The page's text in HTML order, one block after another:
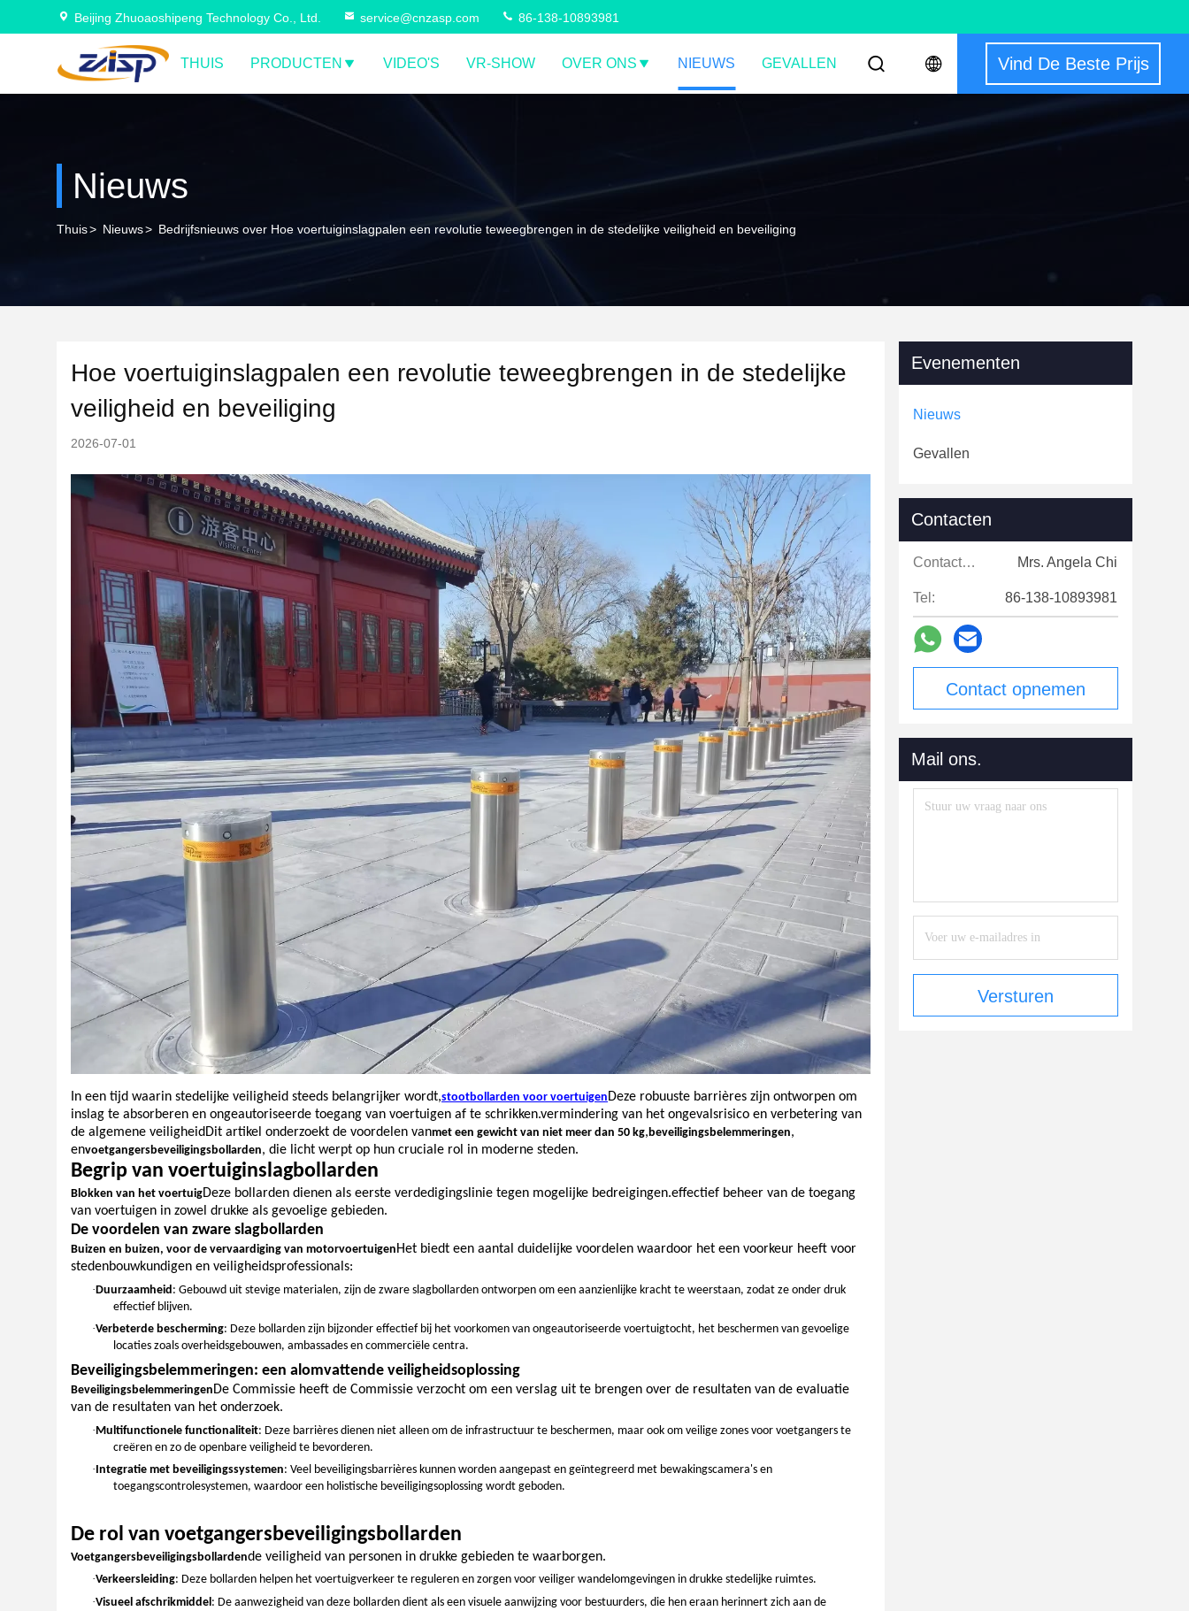
Beijing Zhuoaoshipeng Technology Co., Ltd. service@cnzasp.com 86-138-10893981
THUIS PRODUCTEN VIDEO'S VR-SHOW OVER ONS NIEUWS GEVALLEN Vind De Beste Prijs
Nieuws
Thuis> Nieuws> Bedrijfsnieuws over Hoe voertuiginslagpalen een revolutie teweegbrengen in de stedelijke veiligheid en beveiliging
Hoe voertuiginslagpalen een revolutie teweegbrengen in de stedelijke
veiligheid en beveiliging
2026-07-01
In een tijd waarin stedelijke veiligheid steeds belangrijker wordt,stootbollarden voor voertuigen Deze robuuste barrières zijn ontworpen om
inslag te absorberen en ongeautoriseerde toegang van voertuigen af te schrikken.vermindering van het ongevalsrisico en verbetering van
de algemene veiligheidDit artikel onderzoekt de voordelen vanmet een gewicht van niet meer dan 50 kg,beveiligingsbelemmeringen,
envoetgangersbeveiligingsbollarden, die licht werpt op hun cruciale rol in moderne steden.
Begrip van voertuiginslagbollarden
Blokken van het voertuigDeze bollarden dienen als eerste verdedigingslinie tegen mogelijke bedreigingen.effectief beheer van de toegang
van voertuigen in zowel drukke als gevoelige gebieden.
De voordelen van zware slagbollarden
Buizen en buizen, voor de vervaardiging van motorvoertuigen Het biedt een aantal duidelijke voordelen waardoor het een voorkeur heeft voor
stedenbouwkundigen en veiligheidsprofessionals:
·Duurzaamheid : Gebouwd uit stevige materialen, zijn de zware slagbollarden ontworpen om een aanzienlijke kracht te weerstaan, zodat ze onder druk
effectief blijven.
·Verbeterde bescherming: Deze bollarden zijn bijzonder effectief bij het voorkomen van ongeautoriseerde voertuigtocht, het beschermen van gevoelige
locaties zoals overheidsgebouwen, ambassades en commerciële centra.
Beveiligingsbelemmeringen: een alomvattende veiligheidsoplossing
Beveiligingsbelemmeringen De Commissie heeft de Commissie verzocht om een verslag uit te brengen over de resultaten van de evaluatie
van de resultaten van het onderzoek.
·Multifunctionele functionaliteit: Deze barrières dienen niet alleen om de infrastructuur te beschermen, maar ook om veilige zones voor voetgangers te
creëren en zo de openbare veiligheid te bevorderen.
·Integratie met beveiligingssystemen: Veel beveiligingsbarrières kunnen worden aangepast en geïntegreerd met bewakingscamera's en
toegangscontrolesystemen, waardoor een holistische beveiligingsoplossing wordt geboden.
De rol van voetgangersbeveiligingsbollarden
Voetgangersbeveiligingsbollardende veiligheid van personen in drukke gebieden te waarborgen.
·Verkeersleiding: Deze bollarden helpen het voertuigverkeer te reguleren en zorgen voor veiliger wandelomgevingen in drukke stedelijke ruimtes.
·Visueel afschrikmiddel : De aanwezigheid van deze bollarden dient als een visuele aanwijzing voor bestuurders, die hen eraan herinnert zich aan de
Evenementen
Nieuws
Gevallen
Contacten
Contacten: Mrs. Angela Chi
Tel: 86-138-10893981
Contact opnemen
Mail ons.
Versturen